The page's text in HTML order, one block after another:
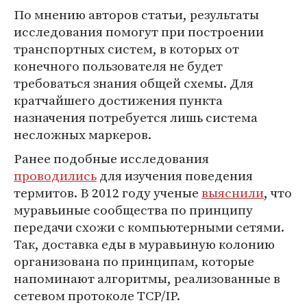
По мнению авторов статьи, результаты
исследования помогут при построении
транспортных систем, в которых от
конечного пользователя не будет
требоваться знания общей схемы. Для
кратчайшего достижения пункта
назначения потребуется лишь система
несложных маркеров.
Ранее подобные исследования
проводилисьдля изучения поведения
термитов. В 2012 году ученыевыяснили, что
муравьиные сообщества по принципу
передачи схожи с компьютерными сетями.
Так, доставка еды в муравьиную колонию
организована по принципам, которые
напоминают алгоритмы, реализованные в
сетевом протоколе TCP/IP.